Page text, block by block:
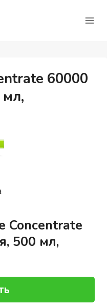
60000
Concentrate
500 мл,